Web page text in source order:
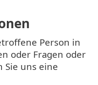
Person in
oder Fragen oder
Sie uns eine